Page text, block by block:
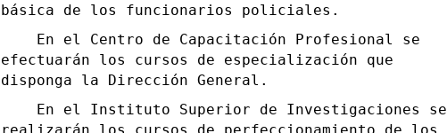
básica de los funcionarios policiales.
En el Centro de Capacitación Profesional se
efectuarán los cursos de especialización que
disponga la Dirección General.
En el Instituto Superior de Investigaciones se